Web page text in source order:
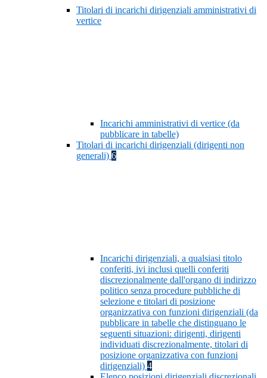
Titolari di incarichi dirigenziali amministrativi di
vertice
Incarichi amministrativi di vertice (da
pubblicare in tabelle)
Titolari di incarichi dirigenziali (dirigenti non
generali) 6
Incarichi dirigenziali, a qualsiasi titolo
conferiti, ivi inclusi quelli conferiti
discrezionalmente dall'organo di indirizzo
politico senza procedure pubbliche di
selezione e titolari di posizione
organizzativa con funzioni dirigenziali (da
pubblicare in tabelle che distinguano le
seguenti situazioni: dirigenti, dirigenti
individuati discrezionalmente, titolari di
posizione organizzativa con funzioni
dirigenziali) 4